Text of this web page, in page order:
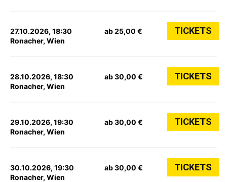
27.10.2026, 18:30
Ronacher, Wien
ab 25,00 € TICKETS
28.10.2026, 18:30
Ronacher, Wien
ab 30,00 € TICKETS
29.10.2026, 19:30
Ronacher, Wien
ab 30,00 € TICKETS
30.10.2026, 19:30
Ronacher, Wien
ab 30,00 € TICKETS